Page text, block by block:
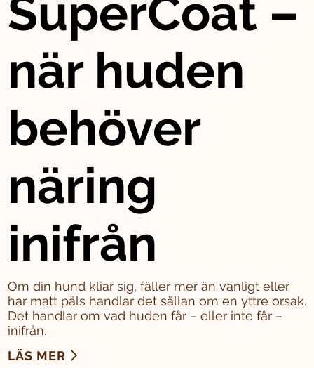
SuperCoat –
när huden
behöver
näring
inifrån
Om din hund kliar sig, fäller mer än vanligt eller
har matt päls handlar det sällan om en yttre orsak.
Det handlar om vad huden får – eller inte får –
inifrån.
LÄS MER